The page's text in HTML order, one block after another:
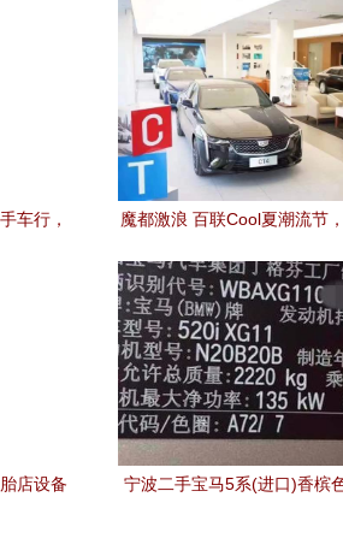
车行，
魔都激浪 百联Cool夏潮流节
店设备
宁波二手宝马5系(进口)香槟